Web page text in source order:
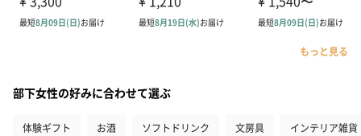
もっと見る
部下女性の好みに合わせて選ぶ
体験ギフト お酒 ソフトドリンク 文房具 インテリア雑貨